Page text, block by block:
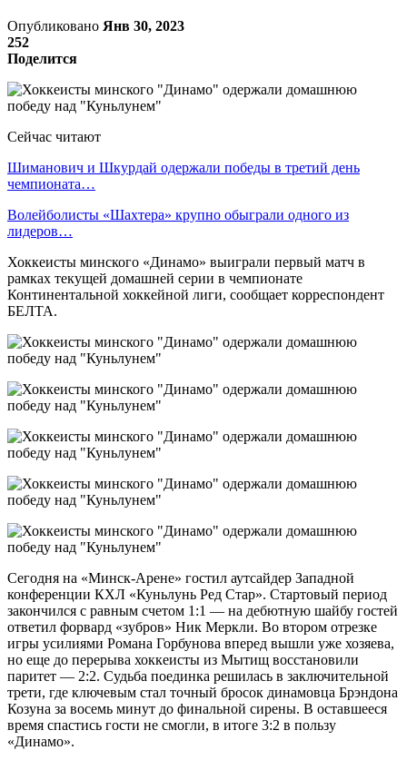
Опубликовано Янв 30, 2023
252
Поделится
Сейчас читают
Шиманович и Шкурдай одержали победы в третий день
чемпионата…
Волейболисты «Шахтера» крупно обыграли одного из
лидеров…
Хоккеисты минского «Динамо» выиграли первый матч в
рамках текущей домашней серии в чемпионате
Континентальной хоккейной лиги, сообщает корреспондент
БЕЛТА.
Сегодня на «Минск-Арене» гостил аутсайдер Западной
конференции КХЛ «Куньлунь Ред Стар». Стартовый период
закончился с равным счетом 1:1 — на дебютную шайбу гостей
ответил форвард «зубров» Ник Меркли. Во втором отрезке
игры усилиями Романа Горбунова вперед вышли уже хозяева,
но еще до перерыва хоккеисты из Мытищ восстановили
паритет — 2:2. Судьба поединка решилась в заключительной
трети, где ключевым стал точный бросок динамовца Брэндона
Козуна за восемь минут до финальной сирены. В оставшееся
время спастись гости не смогли, в итоге 3:2 в пользу
«Динамо».